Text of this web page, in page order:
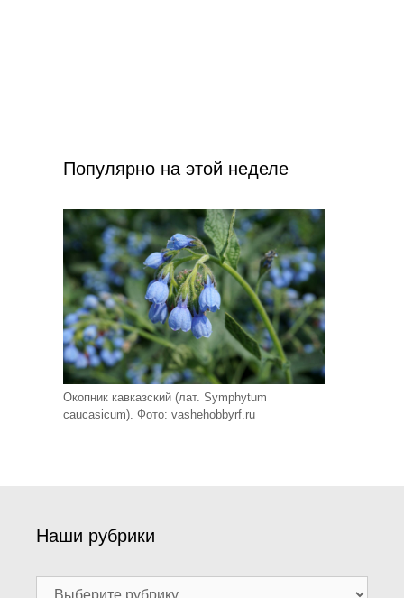
Популярно на этой неделе
Окопник кавказский (лат. Symphytum
caucasicum). Фото: vashehobbyrf.ru
Наши рубрики
Наши